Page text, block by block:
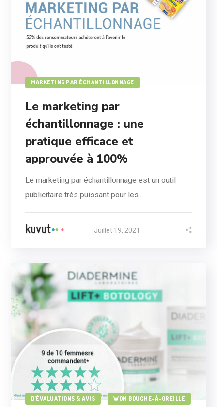
MARKETING PAR ÉCHANTILLONNAGE
Le marketing par
échantillonnage : une
pratique efficace et
approuvée à 100%
Le marketing par échantillonnage est un outil
publicitaire très puissant pour les...
Juillet 19, 2021
D’ÉVALUATIONS & AVIS WOM BOUCHE-À-OREILLE